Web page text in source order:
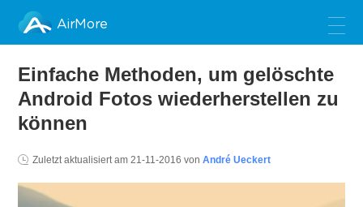
AirMore
Einfache Methoden, um gelöschte
Android Fotos wiederherstellen zu
können
Zuletzt aktualisiert am21-11-2016 vonAndré Ueckert